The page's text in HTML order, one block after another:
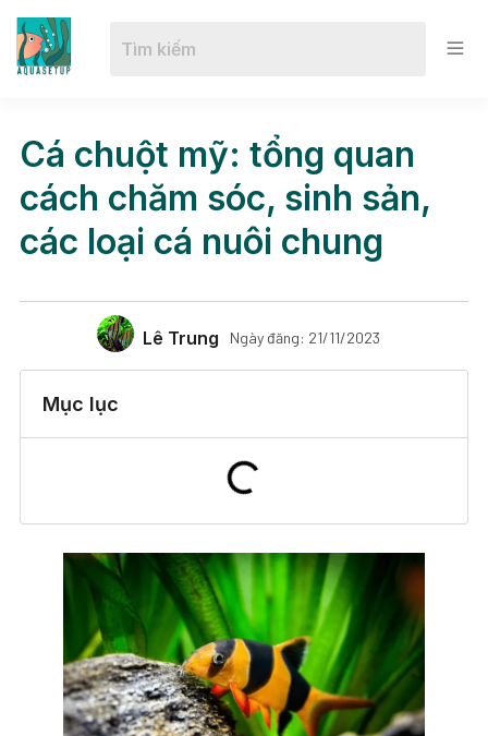
Cá chuột mỹ: tổng quan
cách chăm sóc, sinh sản,
các loại cá nuôi chung
Lê Trung Ngày đăng: 21/11/2023
Mục lục